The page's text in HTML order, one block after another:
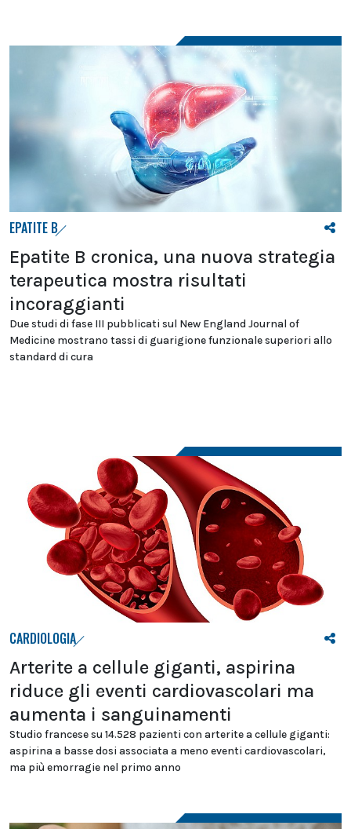
EPATITE B
Epatite B cronica, una nuova strategia
terapeutica mostra risultati
incoraggianti
Due studi di fase III pubblicati sul New England Journal of
Medicine mostrano tassi di guarigione funzionale superiori allo
standard di cura
CARDIOLOGIA
Arterite a cellule giganti, aspirina
riduce gli eventi cardiovascolari ma
aumenta i sanguinamenti
Studio francese su 14.528 pazienti con arterite a cellule giganti:
aspirina a basse dosi associata a meno eventi cardiovascolari,
ma più emorragie nel primo anno